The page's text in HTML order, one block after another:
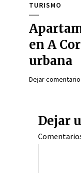
TURISMO
en A
urbana
Dejar comentario
Dejar